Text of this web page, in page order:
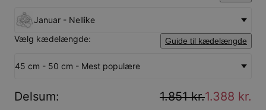
Januar - Nellike
Vælg kædelængde:
Guide til kædelængde
45 cm - 50 cm - Mest populære
Delsum: 1.851 kr.1.388 kr.